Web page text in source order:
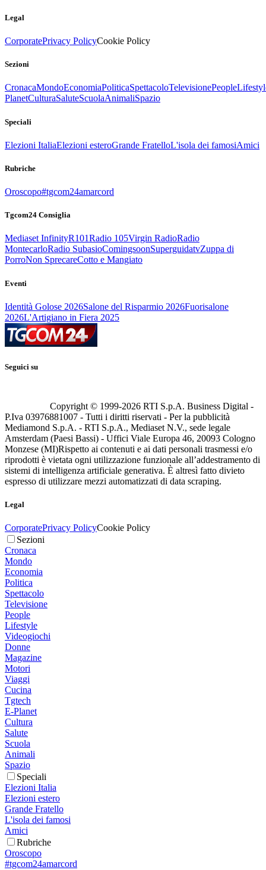
Legal
CorporatePrivacy PolicyCookie Policy
Sezioni
CronacaMondoEconomiaPoliticaSpettacoloTelevisionePeople
PlanetCulturaSaluteScuolaAnimaliSpazio
Speciali
Elezioni ItaliaElezioni esteroGrande FratelloL'isola dei famosiAmici
Rubriche
Oroscopo#tgcom24amarcord
Tgcom24 Consiglia
Mediaset InfinityR101Radio 105Virgin RadioRadio
MontecarloRadio SubasioComingsoonSuperguidatvZuppa di
PorroNon SprecareCotto e Mangiato
Eventi
Identità Golose 2026Salone del Risparmio 2026Fuorisalone
2026L'Artigiano in Fiera 2025
Seguici su
Copyright © 1999-2026 RTI S.p.A. Business Digital -
P.Iva 03976881007 - Tutti i diritti riservati - Per la pubblicità
Mediamond S.p.A. - RTI S.p.A., Mediaset N.V., sede legale
Amsterdam (Paesi Bassi) - Uffici Viale Europa 46, 20093 Cologno
Monzese (MI)Rispetto ai contenuti e ai dati personali trasmessi e/o
riprodotti è vietata ogni utilizzazione funzionale all’addestramento di
sistemi di intelligenza artificiale generativa. È altresì fatto divieto
espresso di utilizzare mezzi automatizzati di data scraping.
Legal
CorporatePrivacy PolicyCookie Policy
Sezioni
Cronaca
Mondo
Economia
Politica
Spettacolo
Televisione
People
Lifestyle
Videogiochi
Donne
Magazine
Motori
Viaggi
Cucina
Tgtech
E-Planet
Cultura
Salute
Scuola
Animali
Spazio
Speciali
Elezioni Italia
Elezioni estero
Grande Fratello
L'isola dei famosi
Amici
Rubriche
Oroscopo
#tgcom24amarcord